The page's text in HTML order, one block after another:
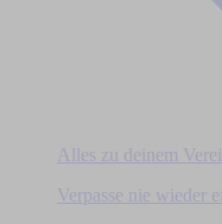
Alles zu deinem Verein
Verpasse nie wieder